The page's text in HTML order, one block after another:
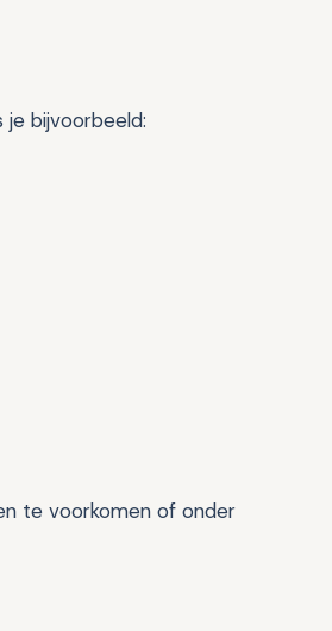
je bijvoorbeeld:
te voorkomen of onder